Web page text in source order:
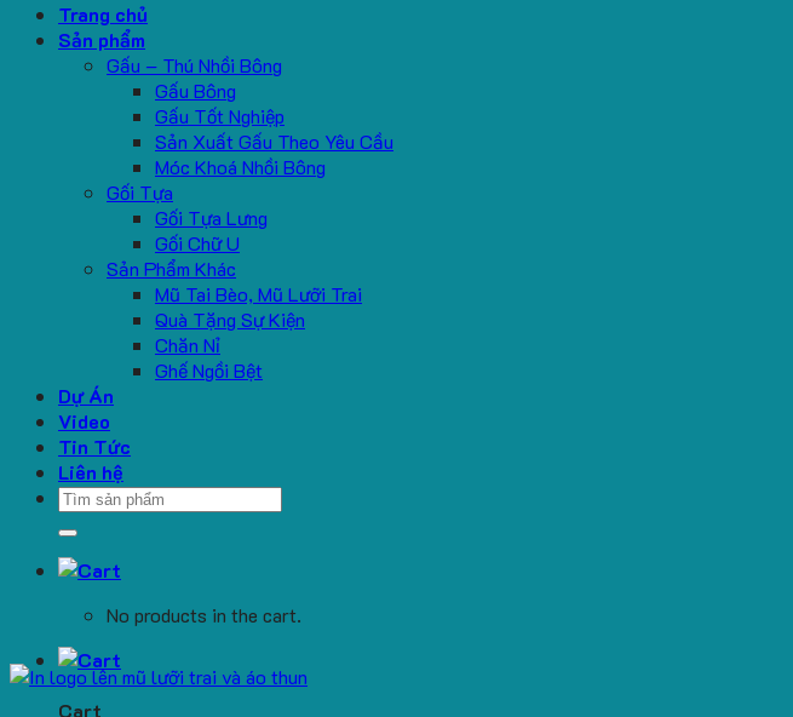
Trang chủ
Sản phẩm
Gấu – Thú Nhồi Bông
Gấu Bông
Gấu Tốt Nghiệp
Sản Xuất Gấu Theo Yêu Cầu
Móc Khoá Nhồi Bông
Gối Tựa
Gối Tựa Lưng
Gối Chữ U
Sản Phẩm Khác
Mũ Tai Bèo, Mũ Lưỡi Trai
Quà Tặng Sự Kiện
Chăn Nỉ
Ghế Ngồi Bệt
Dự Án
Video
Tin Tức
Liên hệ
Search
No products in the cart.
Cart